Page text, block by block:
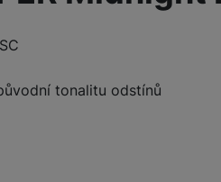
tonalitu odstínů